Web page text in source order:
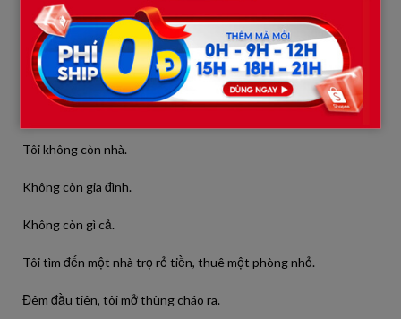
Và đó là lúc họ “đuổi” tôi ra khỏi nhà.
Quay lại với cơn mưa hôm ấy.
Tôi bước đi, ôm thùng cháo, không biết mình sẽ đi đâu.
Tôi không còn nhà.
Không còn gia đình.
Không còn gì cả.
Tôi tìm đến một nhà trọ rẻ tiền, thuê một phòng nhỏ.
Đêm đầu tiên, tôi mở thùng cháo ra.